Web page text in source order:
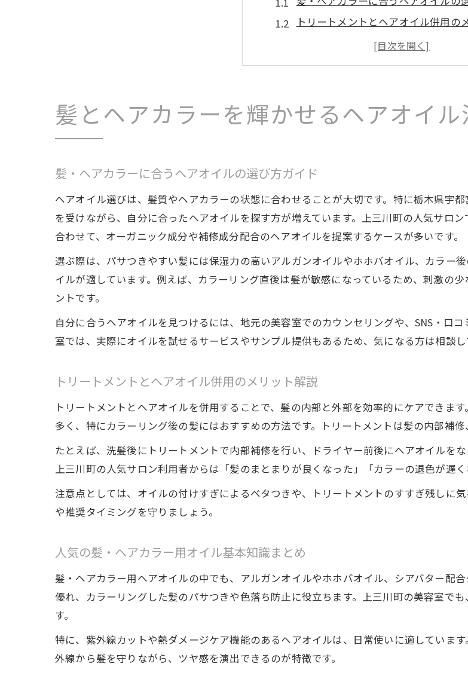
トリートメントとヘアオイル併用の
人気の髪・ヘアカラー用オイル基本
髪を美しく見せる毎日のヘアオイル
上三川町で注目のヘアトリートメント事
地元で話題の髪とヘアカラー専用ト
ヘアカラー持続を叶える上三川町の
トリートメント選びで差がつく髪の
ヘアオイルで髪質改善を目指すならこの方
トリートメントとヘアオイル併用の
ヘアカラー後の髪に効くヘアオイル活
毎日のトリートメント習慣で髪質ア
髪・ヘアカラーを守るトリートメン
髪とヘアカラーの色持ち対策おすす
髪質改善とヘアカラー長持ちの両立
髪・ヘアカラーに特化した地域密着
トリートメントとヘアオイルの技術
髪質やヘアカラーに適した施術のポ
トリートメントと相性の良いヘアオ
髪とヘアカラーを輝かせるヘアオイル
髪・ヘアカラーに合うヘアオイルの選び方ガイド
ヘアオイル選びは、髪質やヘアカラーの状態に合わせることが大切です。特に栃木県宇
を受けながら、自分に合ったヘアオイルを探す方が増えています。上三川町の人気サロ
合わせて、オーガニック成分や補修成分配合のヘアオイルを提案するケースが多いです。
選ぶ際は、パサつきやすい髪には保湿力の高いアルガンオイルやホホバオイル、カラー
イルが適しています。例えば、カラーリング直後は髪が敏感になっているため、刺激の
ントです。
自分に合うヘアオイルを見つけるには、地元の美容室でのカウンセリングや、SNS・口
室では、実際にオイルを試せるサービスやサンプル提供もあるため、気になる方は相談し
トリートメントとヘアオイル併用のメリット解説
トリートメントとヘアオイルを併用することで、髪の内部と外部を効率的にケアできま
多く、特にカラーリング後の髪にはおすすめの方法です。トリートメントは髪の内部補
たとえば、洗髪後にトリートメントで内部補修を行い、ドライヤー前後にヘアオイルを
上三川町の人気サロン利用者からは「髪のまとまりが良くなった」「カラーの退色が遅
注意点としては、オイルの付けすぎによるベタつきや、トリートメントのすすぎ残しに
や推奨タイミングを守りましょう。
人気の髪・ヘアカラー用オイル基本知識まとめ
髪・ヘアカラー用ヘアオイルの中でも、アルガンオイルやホホバオイル、シアバター配
優れ、カラーリングした髪のパサつきや色落ち防止に役立ちます。上三川町の美容室で
す。
特に、紫外線カットや熱ダメージケア機能のあるヘアオイルは、日常使いに適していま
外線から髪を守りながら、ツヤ感を演出できるのが特徴です。